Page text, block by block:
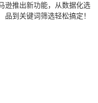
逊推出新功能，从数据化选
品到关键词筛选轻松搞定！